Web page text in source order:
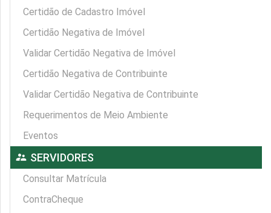
Certidão de Cadastro Imóvel
Certidão Negativa de Imóvel
Validar Certidão Negativa de Imóvel
Certidão Negativa de Contribuinte
Validar Certidão Negativa de Contribuinte
Requerimentos de Meio Ambiente
Eventos
supervisor_account SERVIDORES
Consultar Matrícula
ContraCheque